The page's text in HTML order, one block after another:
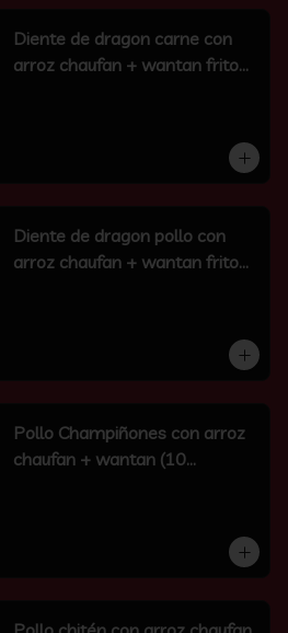
Diente de dragon carne con
arroz chaufan + wantan frito
Diente de dragon pollo con
arroz chaufan + wantan frito
Pollo Champiñones con arroz
chaufan + wantan (10